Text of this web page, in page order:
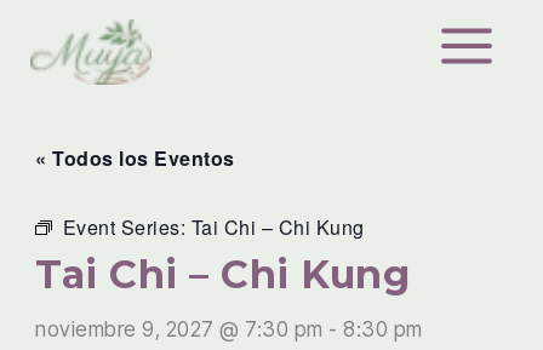
contenido
« Todos los Eventos
Event Series: Tai Chi – Chi Kung
Tai Chi – Chi Kung
noviembre 9, 2027 @ 7:30 pm -8:30 pm